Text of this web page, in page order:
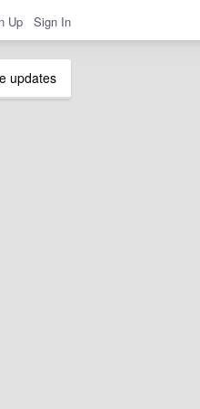
Up Sign In
updates